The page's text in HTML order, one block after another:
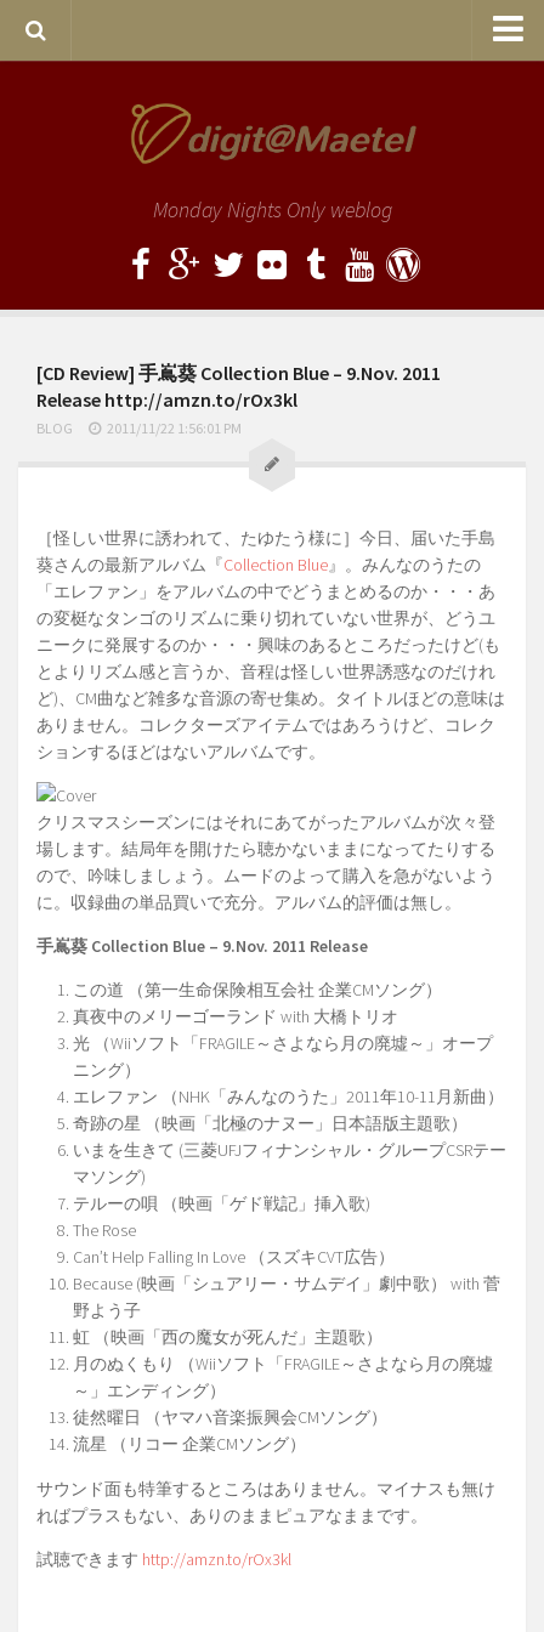
Monday Nights Only weblog
[CD Review] 手嶌葵 Collection Blue – 9.Nov. 2011
Release http://amzn.to/rOx3kl
BLOG 2011/11/22 1:56:01 PM
［怪しい世界に誘われて、たゆたう様に］今日、届いた手島
葵さんの最新アルバム『Collection Blue』。みんなのうたの
「エレファン」をアルバムの中でどうまとめるのか・・・あ
の変梃なタンゴのリズムに乗り切れていない世界が、どうユ
ニークに発展するのか・・・興味のあるところだったけど(も
とよりリズム感と言うか、音程は怪しい世界誘惑なのだけれ
ど)、CM曲など雑多な音源の寄せ集め。タイトルほどの意味は
ありません。コレクターズアイテムではあろうけど、コレク
ションするほどはないアルバムです。
クリスマスシーズンにはそれにあてがったアルバムが次々登
場します。結局年を開けたら聴かないままになってたりする
ので、吟味しましょう。ムードのよって購入を急がないよう
に。収録曲の単品買いで充分。アルバム的評価は無し。
手嶌葵 Collection Blue – 9.Nov. 2011 Release
この道 （第一生命保険相互会社 企業CMソング）
真夜中のメリーゴーランド with 大橋トリオ
光 （Wiiソフト「FRAGILE～さよなら月の廃墟～」オープ
ニング）
エレファン （NHK「みんなのうた」2011年10-11月新曲）
奇跡の星 （映画「北極のナヌー」日本語版主題歌）
いまを生きて (三菱UFJフィナンシャル・グループCSRテー
マソング)
テルーの唄 （映画「ゲド戦記」挿入歌)
The Rose
Can’t Help Falling In Love （スズキCVT広告）
Because (映画「シュアリー・サムデイ」劇中歌） with 菅
野よう子
虹 （映画「西の魔女が死んだ」主題歌）
月のぬくもり （Wiiソフト「FRAGILE～さよなら月の廃墟
～」エンディング）
徒然曜日 （ヤマハ音楽振興会CMソング）
流星 （リコー 企業CMソング）
サウンド面も特筆するところはありません。マイナスも無け
ればプラスもない、ありのままピュアなままです。
試聴できます http://amzn.to/rOx3kl